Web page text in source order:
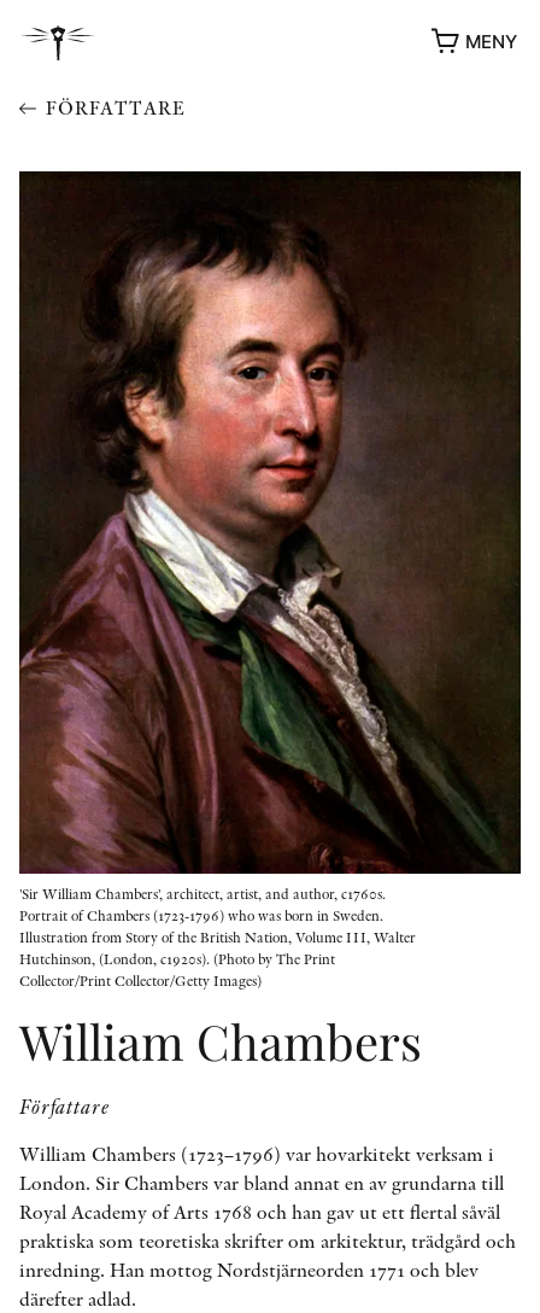
MENY
YUKIKO OCH PATRIK MÖTER
PRESSKONTAKT
PEER REVIEW-PROCESSEN
FÖRFATTARE
'Sir William Chambers', architect, artist, and author, c1760s.
Portrait of Chambers (1723-1796) who was born in Sweden.
Illustration from Story of the British Nation, Volume III, Walter
Hutchinson, (London, c1920s). (Photo by The Print
Collector/Print Collector/Getty Images)
William Chambers
Författare
William Chambers (1723–1796) var hovarkitekt verksam i
London. Sir Chambers var bland annat en av grundarna till
Royal Academy of Arts 1768 och han gav ut ett flertal såväl
praktiska som teoretiska skrifter om arkitektur, trädgård och
inredning. Han mottog Nordstjärneorden 1771 och blev
därefter adlad.